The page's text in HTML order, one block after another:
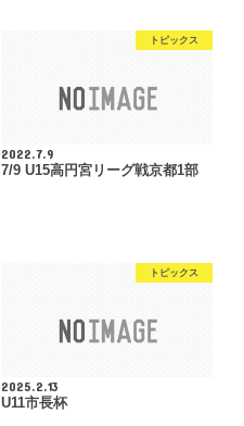
トピックス
2022.7.9
7/9 U15高円宮リーグ戦京都1部
トピックス
2025.2.13
U11市長杯